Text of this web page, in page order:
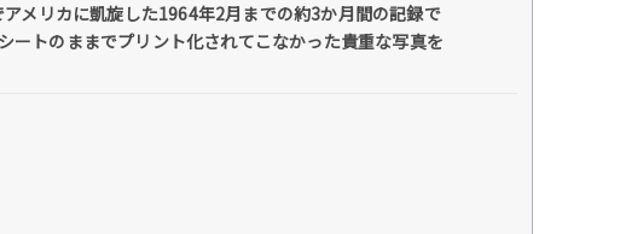
メリカに凱旋した1964年2月までの約3か月間の記録で
トのままでプリント化されてこなかった貴重な写真を